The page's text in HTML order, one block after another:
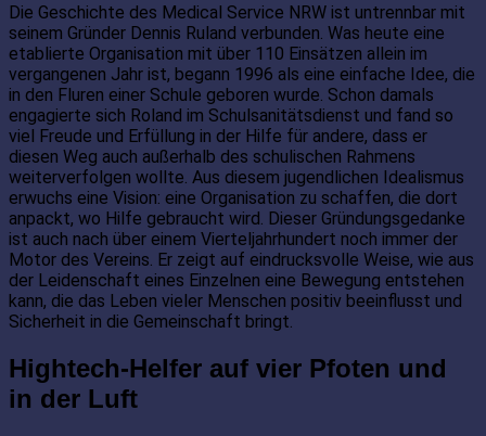
Die Geschichte des Medical Service NRW ist untrennbar mit
seinem Gründer Dennis Ruland verbunden. Was heute eine
etablierte Organisation mit über 110 Einsätzen allein im
vergangenen Jahr ist, begann 1996 als eine einfache Idee, die
in den Fluren einer Schule geboren wurde. Schon damals
engagierte sich Roland im Schulsanitätsdienst und fand so
viel Freude und Erfüllung in der Hilfe für andere, dass er
diesen Weg auch außerhalb des schulischen Rahmens
weiterverfolgen wollte. Aus diesem jugendlichen Idealismus
erwuchs eine Vision: eine Organisation zu schaffen, die dort
anpackt, wo Hilfe gebraucht wird. Dieser Gründungsgedanke
ist auch nach über einem Vierteljahrhundert noch immer der
Motor des Vereins. Er zeigt auf eindrucksvolle Weise, wie aus
der Leidenschaft eines Einzelnen eine Bewegung entstehen
kann, die das Leben vieler Menschen positiv beeinflusst und
Sicherheit in die Gemeinschaft bringt.
Hightech-Helfer auf vier Pfoten und
in der Luft